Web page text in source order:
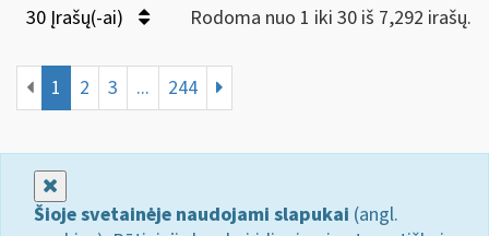
30 Įrašų(-ai) Rodoma nuo 1 iki 30 iš 7,292 irašų.
1 2 3 ... 244
Šioje svetainėje naudojami slapukai (angl.